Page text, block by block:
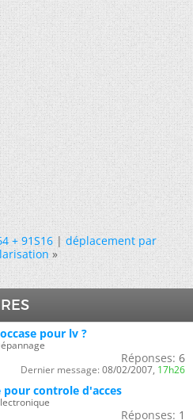
+ 91S16|déplacement par
»
pour lv ?
Réponses: 6
Dernier message: 08/02/2007, 17h26
controle d'acces
Réponses: 1